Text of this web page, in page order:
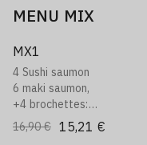
MENU MIX
MX1
4 Sushi saumon
6 maki saumon,
+4 brochettes:
1 boeuf au fromage, 2
16,90 € 15,21 €